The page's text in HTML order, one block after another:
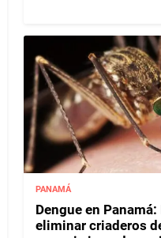
PANAMÁ
Dengue en
eliminar criaderos